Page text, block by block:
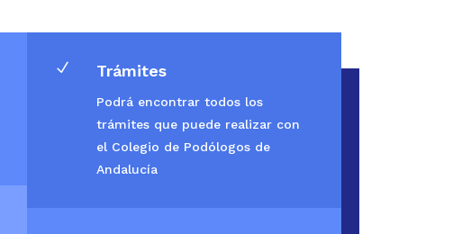
N Trámites
Podrá encontrar todos los
trámites que puede realizar con
el Colegio de Podólogos de
Andalucía